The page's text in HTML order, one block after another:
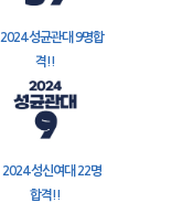
2024 성균관대 9명합
격!!
2024 성신여대 22명
합격!!